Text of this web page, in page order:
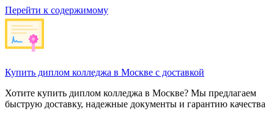
Перейти к содержимому
Купить диплом колледжа в Москве с доставкой
Хотите купить диплом колледжа в Москве? Мы предлагаем
быструю доставку, надежные документы и гарантию качества